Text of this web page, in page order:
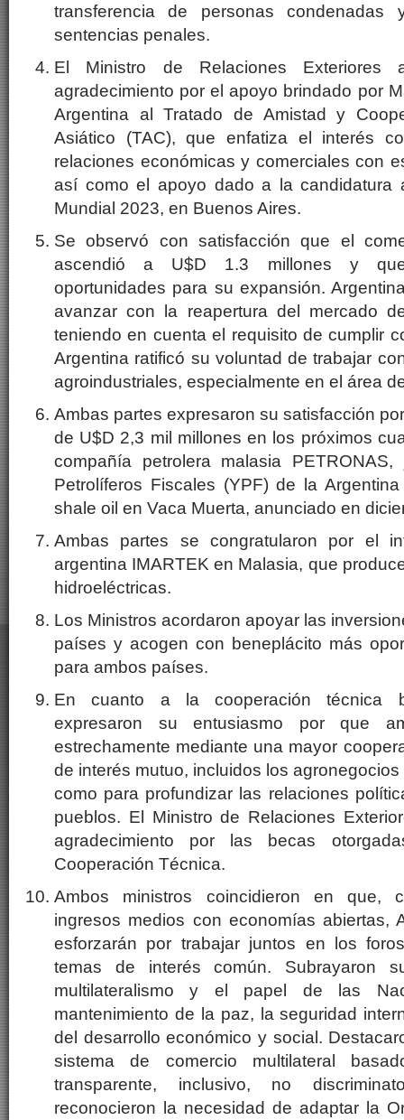
transferencia de personas
sentencias penales.
El Ministro de Relaciones Exteriores
agradecimiento por el apoyo brindado por
Argentina al Tratado de Amistad y
Asiático (TAC), que enfatiza el interés
relaciones económicas y comerciales con
así como el apoyo dado a la candidatura
Mundial 2023, en Buenos Aires.
Se observó con satisfacción que el
ascendió a U$D 1.3 millones y que
oportunidades para su expansión.
avanzar con la reapertura del mercado
teniendo en cuenta el requisito de cumplir
Argentina ratificó su voluntad de trabajar
agroindustriales, especialmente en el área
Ambas partes expresaron su satisfacción
de U$D 2,3 mil millones en los próximos
compañía petrolera malasia
Petrolíferos Fiscales (YPF) de la
shale oil en Vaca Muerta, anunciado en
Ambas partes se congratularon por el
argentina IMARTEK en Malasia, que
hidroeléctricas.
Los Ministros acordaron apoyar las
países y acogen con beneplácito más
para ambos países.
En cuanto a la cooperación técnica
expresaron su entusiasmo por que
estrechamente mediante una mayor
de interés mutuo, incluidos los
como para profundizar las relaciones
pueblos. El Ministro de Relaciones
agradecimiento por las becas
Cooperación Técnica.
Ambos ministros coincidieron en que,
ingresos medios con economías abiertas,
esforzarán por trabajar juntos en los
temas de interés común. Subrayaron
multilateralismo y el papel de las
mantenimiento de la paz, la seguridad
del desarrollo económico y social.
sistema de comercio multilateral
transparente, inclusivo, no
reconocieron la necesidad de adaptar la